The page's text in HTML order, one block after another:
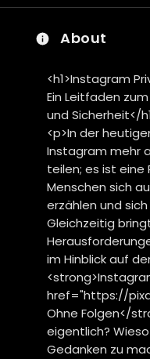
About
<h1>Instagram
Ein Leitfaden
und Sicherheit</
<p>In der
Instagram mehr
teilen; es ist
Menschen sich
erzählen und
Gleichzeitig
im Hinblick auf
href="https://
Ohne Folgen</
eigentlich?
Gedanken zu